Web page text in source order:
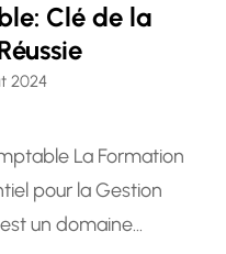
Clé de la
2024
La Formation
pour la Gestion
un domaine